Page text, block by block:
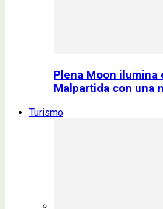
Plena Moon ilumina
Malpartida con una
Turismo